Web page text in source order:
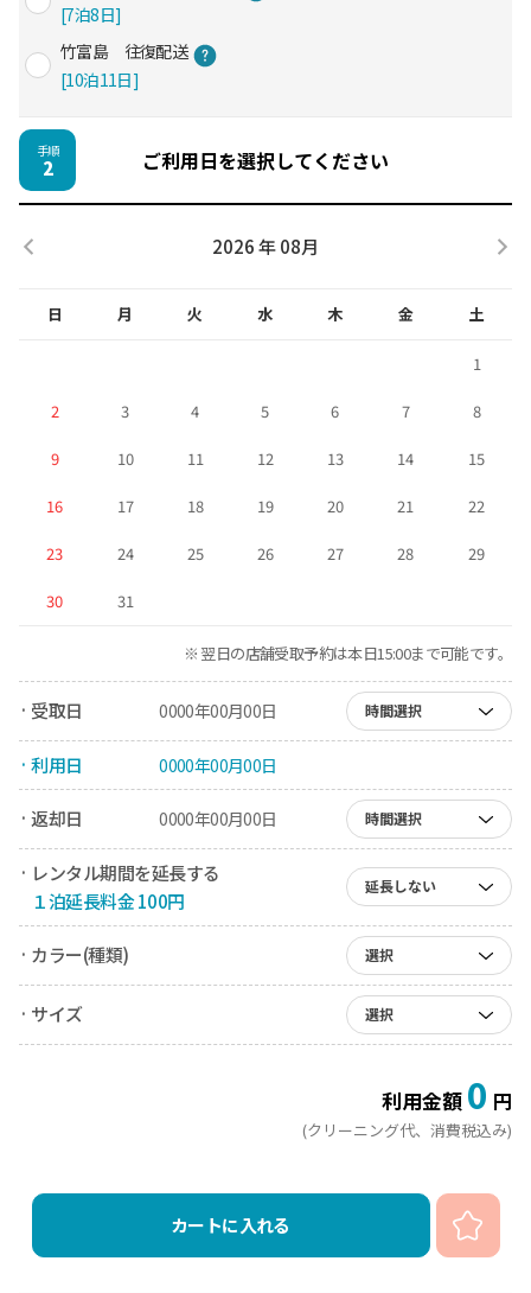
[7泊8日]
竹富島 往復配送
[10泊11日]
手順
2 ご利用日を選択してください
2026 年 08月
日 月 火 水 木 金 土
1
2 3 4 5 6 7 8
9 10 11 12 13 14 15
16 17 18 19 20 21 22
23 24 25 26 27 28 29
30 31
※ 翌日の店舗受取予約は本日15:00まで可能です。
· 受取日 0000年00月00日 時間選択
· 利用日 0000年00月00日
· 返却日 0000年00月00日 時間選択
· レンタル期間を延長する
１泊延長料金 100円
延長しない
· カラー(種類) 選択
· サイズ 選択
利用金額 0 円
(クリーニング代、消費税込み)
カートに入れる